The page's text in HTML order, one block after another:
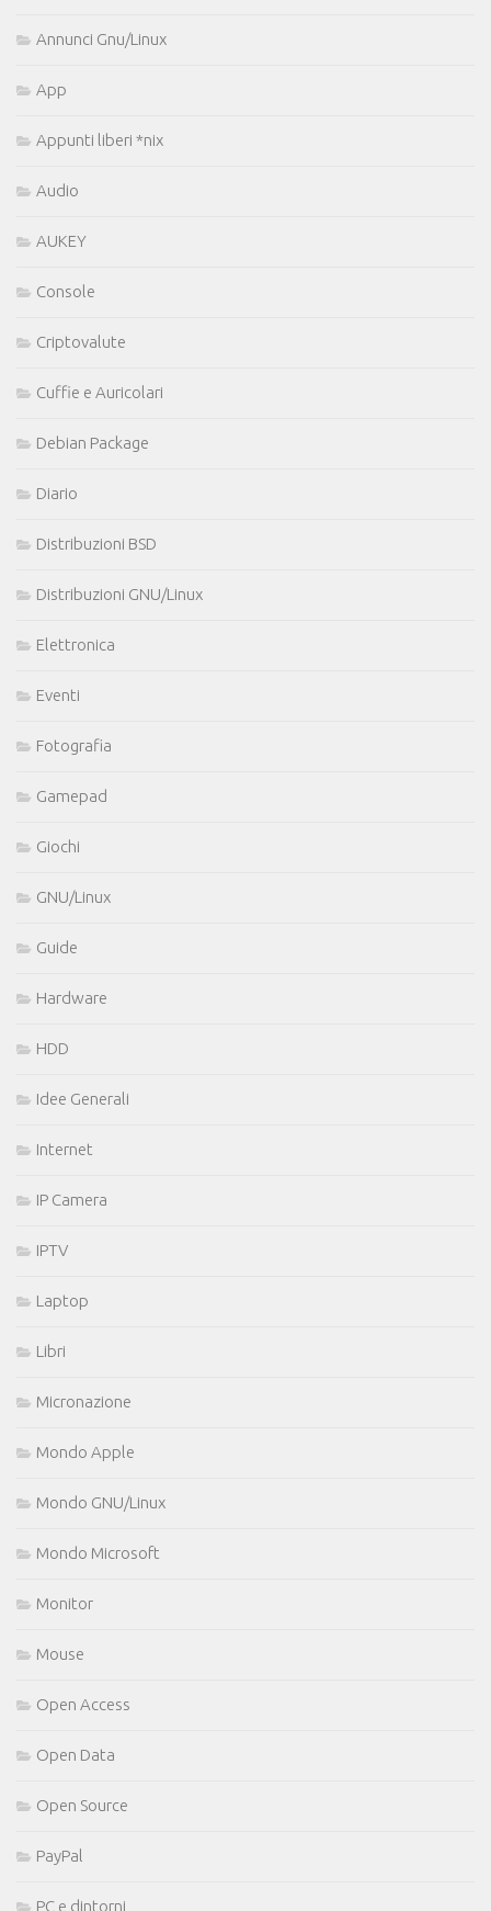
Annunci Gnu/Linux
App
Appunti liberi *nix
Audio
AUKEY
Console
Criptovalute
Cuffie e Auricolari
Debian Package
Diario
Distribuzioni BSD
Distribuzioni GNU/Linux
Elettronica
Eventi
Fotografia
Gamepad
Giochi
GNU/Linux
Guide
Hardware
HDD
Idee Generali
Internet
IP Camera
IPTV
Laptop
Libri
Micronazione
Mondo Apple
Mondo GNU/Linux
Mondo Microsoft
Monitor
Mouse
Open Access
Open Data
Open Source
PayPal
PC e dintorni